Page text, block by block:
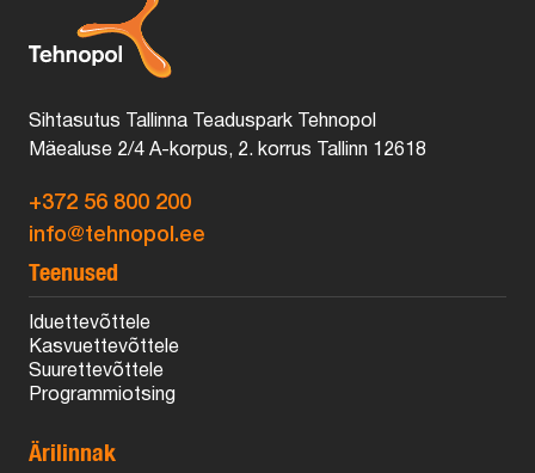
Sihtasutus Tallinna Teaduspark Tehnopol
Mäealuse 2/4 A-korpus, 2. korrus Tallinn 12618
+372 56 800 200
info@tehnopol.ee
Teenused
Iduettevõttele
Kasvuettevõttele
Suurettevõttele
Programmiotsing
Ärilinnak